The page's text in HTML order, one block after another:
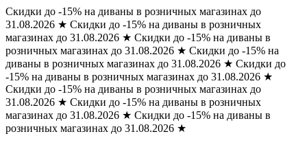
Скидки до -15% на диваны в розничных магазинах до
31.08.2026 ★ Скидки до -15% на диваны в розничных
магазинах до 31.08.2026 ★ Скидки до -15% на диваны в
розничных магазинах до 31.08.2026 ★ Скидки до -15% на
диваны в розничных магазинах до 31.08.2026 ★ Скидки до
-15% на диваны в розничных магазинах до 31.08.2026 ★
Скидки до -15% на диваны в розничных магазинах до
31.08.2026 ★ Скидки до -15% на диваны в розничных
магазинах до 31.08.2026 ★ Скидки до -15% на диваны в
розничных магазинах до 31.08.2026 ★